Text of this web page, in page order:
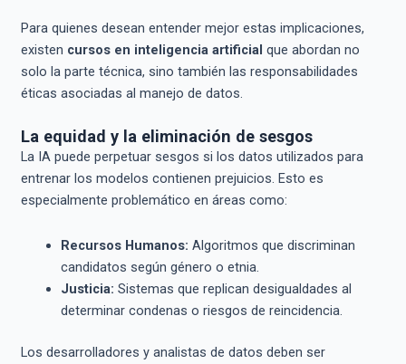
Para quienes desean entender mejor estas implicaciones,
existen cursos en inteligencia artificial que abordan no
solo la parte técnica, sino también las responsabilidades
éticas asociadas al manejo de datos.
La equidad y la eliminación de sesgos
La IA puede perpetuar sesgos si los datos utilizados para
entrenar los modelos contienen prejuicios. Esto es
especialmente problemático en áreas como:
Recursos Humanos: Algoritmos que discriminan
candidatos según género o etnia.
Justicia: Sistemas que replican desigualdades al
determinar condenas o riesgos de reincidencia.
Los desarrolladores y analistas de datos deben ser